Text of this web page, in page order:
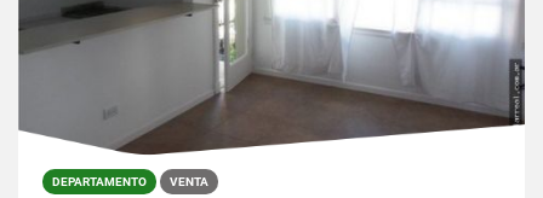
DEPARTAMENTO VENTA